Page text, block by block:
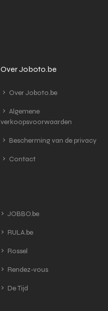
Over Joboto.be
Over Joboto.be
Algemene
verkoopsvoorwaarden
Bescherming van de privacy
Contact
JOBBO.be
RULA.be
Rossel
Rendez-vous
De Tijd